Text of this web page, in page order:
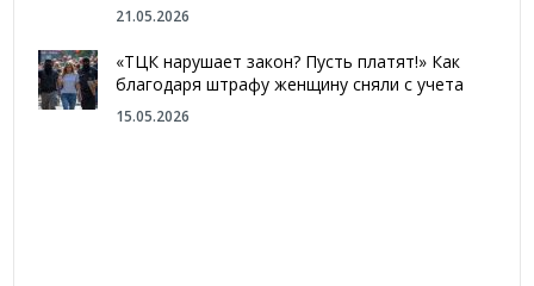
21.05.2026
«ТЦК нарушает закон? Пусть платят!» Как
благодаря штрафу женщину сняли с учета
15.05.2026